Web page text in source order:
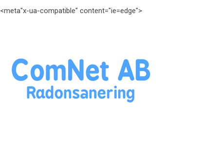
<meta"x-ua-compatible" content="ie=edge">